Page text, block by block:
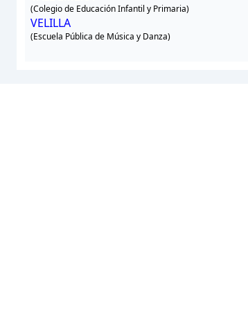
(Colegio de Educación Infantil y Primaria)
VELILLA
(Escuela Pública de Música y Danza)